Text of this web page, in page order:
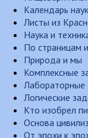
Календарь
Листы из
Наука и
По страницам
Природа и мы
Комплексные
Лабораторные
Логические
Кто изобрел
Основа
От эпохи к